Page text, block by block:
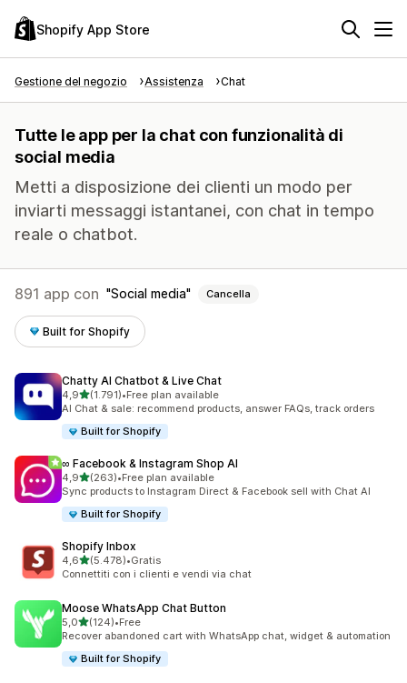
Shopify App Store
Gestione del negozio Assistenza Chat
Tutte le app per la chat con funzionalità di
social media
Metti a disposizione dei clienti un modo per
inviarti messaggi istantanei, con chat in tempo
reale o chatbot.
891 app con Social media Cancella
Built for Shopify
Chatty AI Chatbot & Live Chat
4,9stelle su 5
(1.791)
1791 recensioni totali
•Free plan available
AI Chat & sale: recommend products, answer FAQs, track orders
Built for Shopify
∞ Facebook & Instagram Shop AI
4,9stelle su 5
(263)
263 recensioni totali
•Free plan available
Sync products to Instagram Direct & Facebook sell with Chat AI
Built for Shopify
Shopify Inbox
4,6stelle su 5
(5.478)
5478 recensioni totali
•Gratis
Connettiti con i clienti e vendi via chat
Moose WhatsApp Chat Button
5,0stelle su 5
(124)
124 recensioni totali
•Free
Recover abandoned cart with WhatsApp chat, widget & automation
Built for Shopify